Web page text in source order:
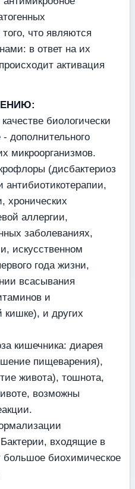
что являются
в ответ на их
активация
биологически
дополнительного
микроорганизмов.
(дисбактериоз
антибиотикотерапии,
хронических
аллергии,
заболеваниях,
искусственном
года жизни,
всасывания
и
кишке), и других
кишечника: диарея
пищеварения),
живота), тошнота,
возможны
входящие в
большое биохимическое